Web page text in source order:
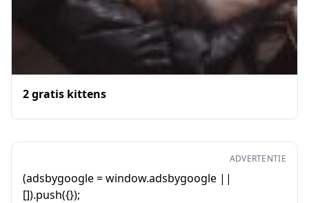
2 gratis kittens
ADVERTENTIE
(adsbygoogle = window.adsbygoogle ||
[]).push({});